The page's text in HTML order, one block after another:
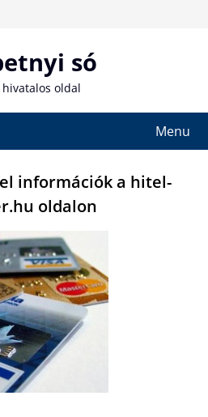
só
hivatalos oldal
Menu
információk a hitel-
oldalon